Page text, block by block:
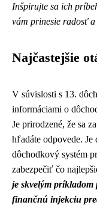
Inšpirujte sa ich
vám prinesie radosť
Najčastejšie
V súvislosti s 13.
informáciami o
Je prirodzené, že sa
hľadáte odpovede.
dôchodkový systém
zabezpečiť čo
je skvelým príkladom
finančnú injekciu